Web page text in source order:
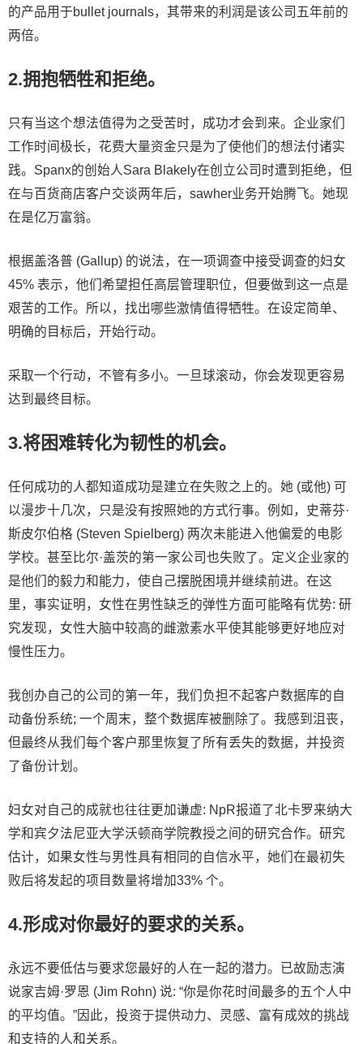
的产品用于bullet journals，其带来的利润是该公司五年前的
两倍。
2.拥抱牺牲和拒绝。
只有当这个想法值得为之受苦时，成功才会到来。企业家们
工作时间极长，花费大量资金只是为了使他们的想法付诸实
践。Spanx的创始人Sara Blakely在创立公司时遭到拒绝，但
在与百货商店客户交谈两年后，sawher业务开始腾飞。她现
在是亿万富翁。
根据盖洛普 (Gallup) 的说法，在一项调查中接受调查的妇女
45% 表示，他们希望担任高层管理职位，但要做到这一点是
艰苦的工作。所以，找出哪些激情值得牺牲。在设定简单、
明确的目标后，开始行动。
采取一个行动，不管有多小。一旦球滚动，你会发现更容易
达到最终目标。
3.将困难转化为韧性的机会。
任何成功的人都知道成功是建立在失败之上的。她 (或他) 可
以漫步十几次，只是没有按照她的方式行事。例如，史蒂芬·
斯皮尔伯格 (Steven Spielberg) 两次未能进入他偏爱的电影
学校。甚至比尔·盖茨的第一家公司也失败了。定义企业家的
是他们的毅力和能力，使自己摆脱困境并继续前进。在这
里，事实证明，女性在男性缺乏的弹性方面可能略有优势: 研
究发现，女性大脑中较高的雌激素水平使其能够更好地应对
慢性压力。
我创办自己的公司的第一年，我们负担不起客户数据库的自
动备份系统; 一个周末，整个数据库被删除了。我感到沮丧，
但最终从我们每个客户那里恢复了所有丢失的数据，并投资
了备份计划。
妇女对自己的成就也往往更加谦虚: NpR报道了北卡罗来纳大
学和宾夕法尼亚大学沃顿商学院教授之间的研究合作。研究
估计，如果女性与男性具有相同的自信水平，她们在最初失
败后将发起的项目数量将增加33% 个。
4.形成对你最好的要求的关系。
永远不要低估与要求您最好的人在一起的潜力。已故励志演
说家吉姆·罗恩 (Jim Rohn) 说: “你是你花时间最多的五个人中
的平均值。”因此，投资于提供动力、灵感、富有成效的挑战
和支持的人和关系。